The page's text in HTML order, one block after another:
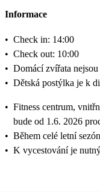
Informace
• Check in: 14:00
• Check out: 10:00
• Domácí zvířata
• Dětská postýlka je k
• Fitness centrum,
bude od 1.6. 2026
• Během celé letní
• K vycestování je